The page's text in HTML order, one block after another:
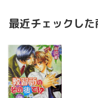
最近チェックした